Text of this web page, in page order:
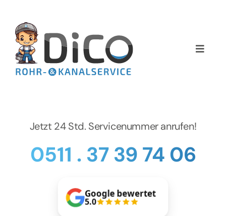
springen
Toggle
Home
NEWS
Jetzt 24 Std. Servicenummer anrufen!
0511 . 37 39 74 06
Google bewertet
5.0